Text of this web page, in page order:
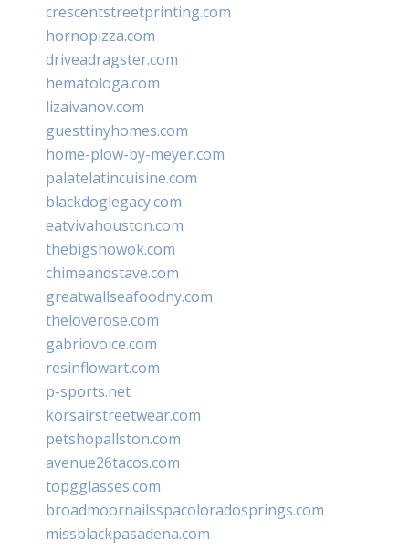
crescentstreetprinting.com
hornopizza.com
driveadragster.com
hematologa.com
lizaivanov.com
guesttinyhomes.com
home-plow-by-meyer.com
palatelatincuisine.com
blackdoglegacy.com
eatvivahouston.com
thebigshowok.com
chimeandstave.com
greatwallseafoodny.com
theloverose.com
gabriovoice.com
resinflowart.com
p-sports.net
korsairstreetwear.com
petshopallston.com
avenue26tacos.com
topgglasses.com
broadmoornailsspacoloradosprings.com
missblackpasadena.com